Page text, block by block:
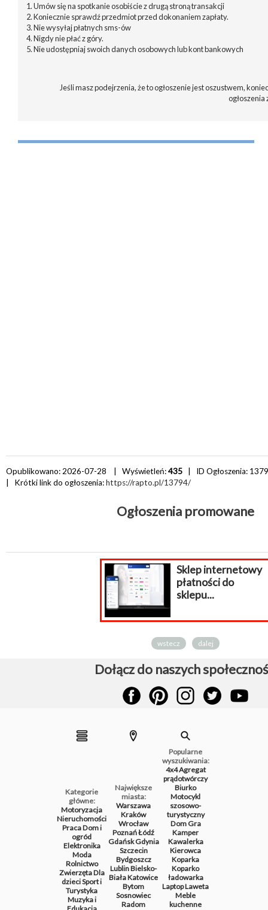
1. Umów się na spotkanie osobiście z drugą stroną transakcji
2. Koniecznie sprawdź przedmiot przed dokonaniem zapłaty.
3. Nie wysyłaj płatnych sms-ów
4. Nigdy nie płać z góry.
5. Nie udostępniaj swoich danych osobowych lub kont bankowych
Jeśli masz podejrzenia, że to ogłoszenie jest oszustwem,
Opublikowano: 2026-07-28 | Wyświetleń:435 | ID Ogłoszenia:
| Krótki link do ogłoszenia:https://rapto.pl/13794/
Ogłoszenia promowane
Sklep internetowy
płatności do
sklepu...
wstecz dalej
Dołącz do naszych
Kategorie
główne:
Motoryzacja
Nieruchomości
PracaDom i
ogród
Elektronika
Moda
Rolnictwo
ZwierzętaDla
dzieciSport i
Turystyka
Muzyka i
Największe
miasta:
Warszawa
Kraków
Wrocław
PoznańŁódź
GdańskGdynia
Szczecin
Bydgoszcz
LublinBielsko-
BiałaKatowice
Bytom
Sosnowiec
Radom
Popularne
wyszukiwania:
4x4Agregat
prądotwórczy
Biurko
Motocykl
szosowo-
turystyczny
DomGra
Kamper
Kawalerka
Kierowca
Koparka
Koparko
ładowarka
LaptopLaweta
Meble
kuchenne